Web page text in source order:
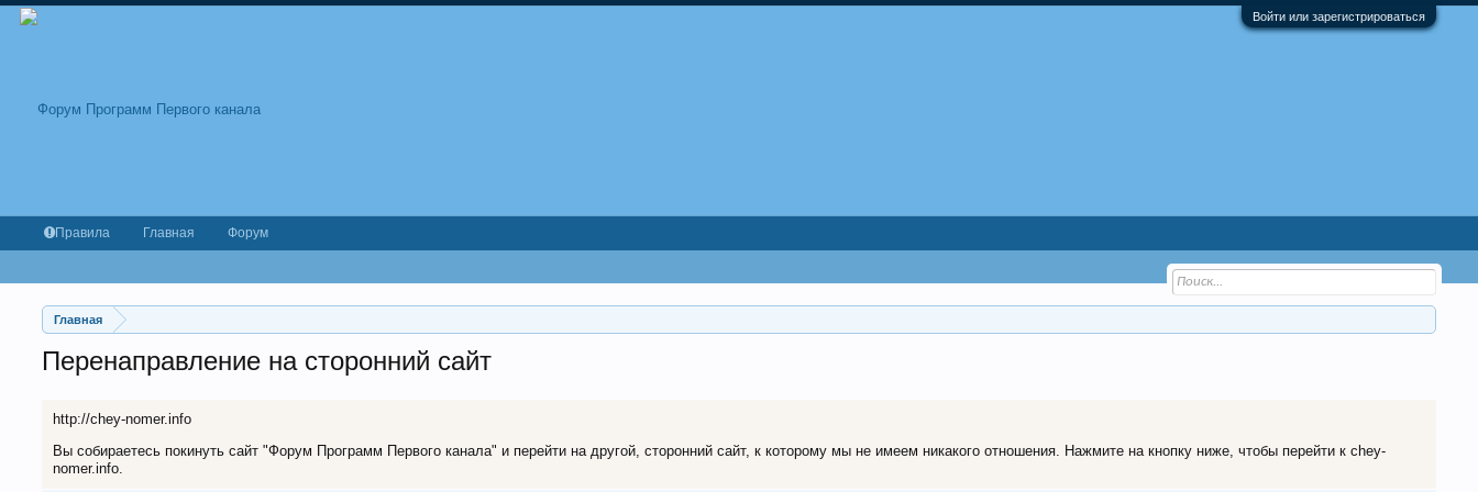
Войти или зарегистрироваться
Главная
Перенаправление на сторонний сайт
http://chey-nomer.info
Вы собираетесь покинуть сайт "Форум Программ Первого канала" и перейти на другой, сторонний сайт, к которому мы не имеем никакого отношения. Нажмите на кнопку ниже, чтобы перейти к chey-
nomer.info.
Правила Главная Форум